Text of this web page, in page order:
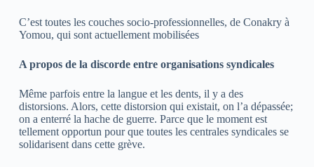
C’est toutes les couches socio-professionnelles, de Conakry à
Yomou, qui sont actuellement mobilisées
A propos de la discorde entre organisations syndicales
Même parfois entre la langue et les dents, il y a des
distorsions. Alors, cette distorsion qui existait, on l’a dépassée;
on a enterré la hache de guerre. Parce que le moment est
tellement opportun pour que toutes les centrales syndicales se
solidarisent dans cette grève.